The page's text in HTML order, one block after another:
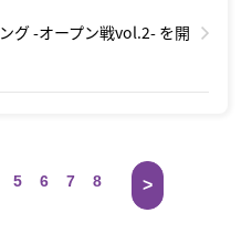
グ -オープン戦vol.2- を開
5 6 7 8 >